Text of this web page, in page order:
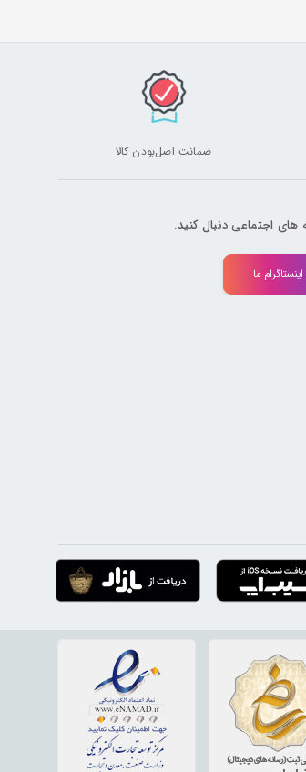
ضمانت اصل‌بودن کالا
های اجتماعی دنبال کنید.
ما
بهترین قیمت» و «تضمین اصل
به دایره‌ی فعالیت خود بیافزاید.